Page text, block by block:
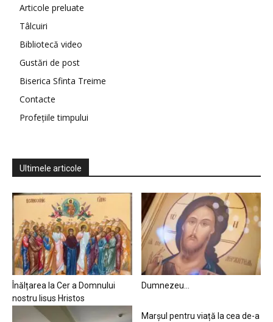
Articole preluate
Tâlcuiri
Bibliotecă video
Gustări de post
Biserica Sfinta Treime
Contacte
Profețiile timpului
Ultimele articole
Înălțarea la Cer a Domnului
nostru Iisus Hristos
Dumnezeu…
Marșul pentru viață la cea de-a